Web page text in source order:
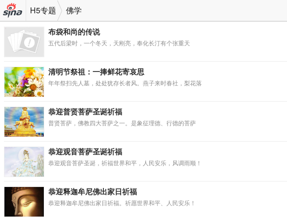
机新
浪网
H5专题 佛学
布袋和尚的传说
五代后梁时，一个冬天，天刚亮，奉化长汀有个张重天
清明节祭祖：一捧鲜花寄哀思
年年祭扫先人墓，处处犹存长者风。燕子来时春社，梨花落
恭迎普贤菩萨圣诞祈福
普贤菩萨，佛教四大菩萨之一。是象征理德、行德的菩萨
恭迎观音菩萨圣诞祈福
恭迎观音菩萨圣诞，祈福世界和平，人民安乐，风调雨顺！
恭迎释迦牟尼佛出家日祈福
恭迎释迦牟尼佛出家日祈福。祈愿世界和平、人民安乐！